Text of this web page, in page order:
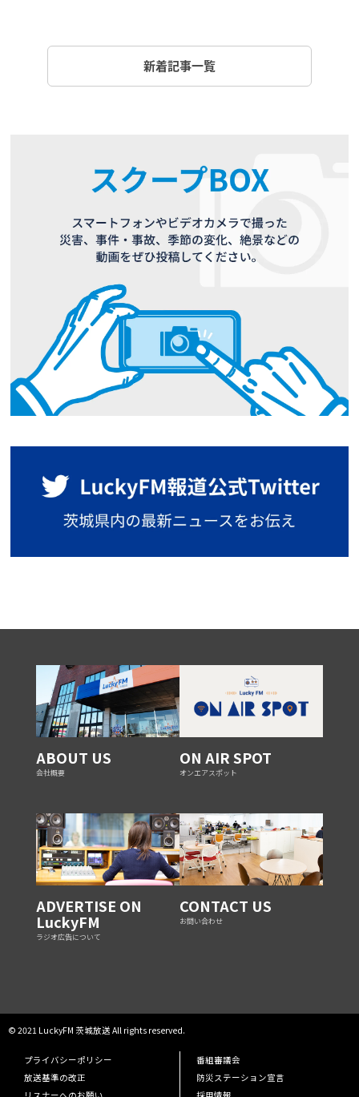
新着記事一覧
ABOUT US
会社概要
ON AIR SPOT
オンエアスポット
ADVERTISE ON
LuckyFM
ラジオ広告について
CONTACT US
お問い合わせ
© 2021 LuckyFM 茨城放送 All rights reserved.
プライバシーポリシー
番組審議会
放送基準の改正
防災ステーション宣言